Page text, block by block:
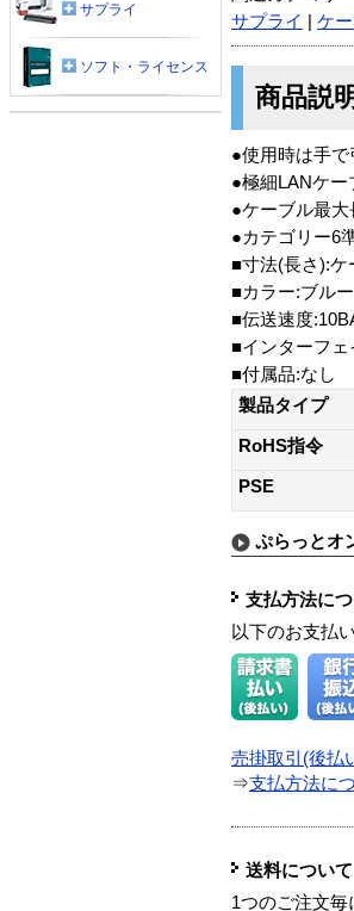
サプライ
ケ
商品説
●使用時は手
●極細LANケー
●ケーブル最大
●カテゴリー6
■寸法(長さ):ケ
■カラー:ブルー
■伝送速度
■インターフェ
■付属品:なし
製品タイプ
RoHS指令
PSE
ぷらっとオ
支払方法に
以下のお支払
売掛取引(後払
⇒支払方法に
送料について
1つのご注文毎
サプライ
ソフト・ライセンス